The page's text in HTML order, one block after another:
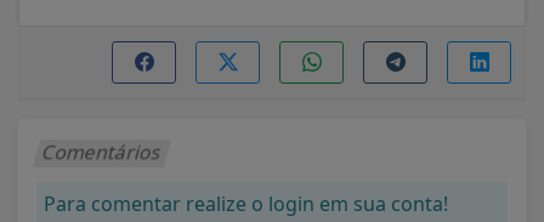
Comentários
Para comentar realize o login em sua conta!